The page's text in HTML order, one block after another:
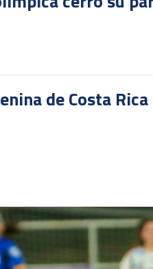
de Costa